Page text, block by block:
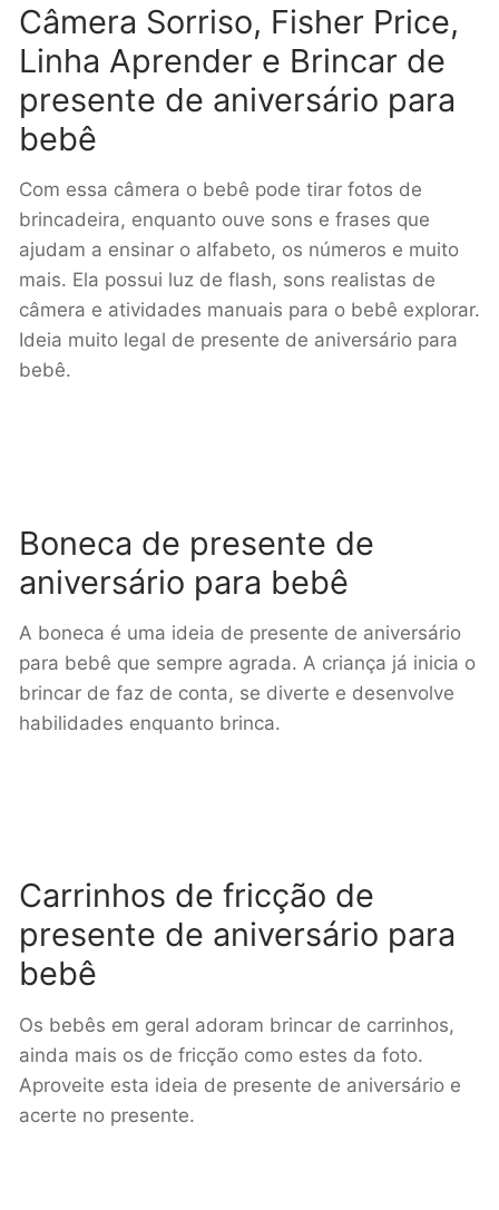
Câmera Sorriso, Fisher Price,
Linha Aprender e Brincar de
presente de aniversário para
bebê
Com essa câmera o bebê pode tirar fotos de
brincadeira, enquanto ouve sons e frases que
ajudam a ensinar o alfabeto, os números e muito
mais. Ela possui luz de flash, sons realistas de
câmera e atividades manuais para o bebê explorar.
Ideia muito legal de presente de aniversário para
bebê.
Boneca de presente de
aniversário para bebê
A boneca é uma ideia de presente de aniversário
para bebê que sempre agrada. A criança já inicia o
brincar de faz de conta, se diverte e desenvolve
habilidades enquanto brinca.
Carrinhos de fricção de
presente de aniversário para
bebê
Os bebês em geral adoram brincar de carrinhos,
ainda mais os de fricção como estes da foto.
Aproveite esta ideia de presente de aniversário e
acerte no presente.